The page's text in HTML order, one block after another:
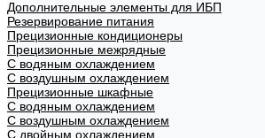
Дополнительные элементы для ИБП
Резервирование питания
Прецизионные кондиционеры
Прецизионные межрядные
С водяным охлаждением
С воздушным охлаждением
Прецизионные шкафные
С водяным охлаждением
С воздушным охлаждением
С двойным охлаждением